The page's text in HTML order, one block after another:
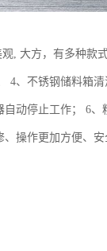
, 大方，有多种款
4、不锈钢储料箱
动停止工作； 6、
操作更加方便、